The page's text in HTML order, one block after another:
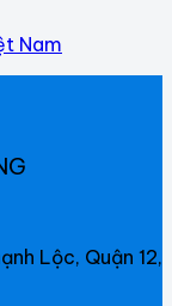
Nam
Lộc, Quận 12,